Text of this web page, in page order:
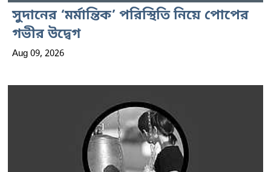
সুদানের ‘মর্মান্তিক’ পরিস্থিতি নিয়ে পোপের
গভীর উদ্বেগ
Aug 09, 2026